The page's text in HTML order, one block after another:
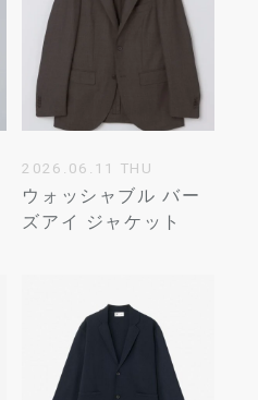
2026.06.11 THU
ウォッシャブル バー
ズアイ ジャケット